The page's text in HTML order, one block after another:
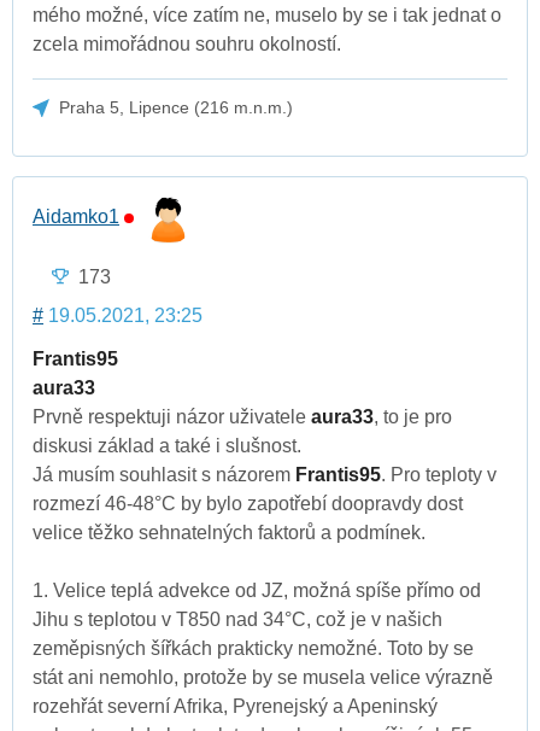
mého možné, více zatím ne, muselo by se i tak jednat o
zcela mimořádnou souhru okolností.
Praha 5, Lipence (216 m.n.m.)
Aidamko1
173
# 19.05.2021, 23:25
Frantis95
aura33
Prvně respektuji názor uživatele aura33, to je pro
diskusi základ a také i slušnost.
Já musím souhlasit s názorem Frantis95. Pro teploty v
rozmezí 46-48°C by bylo zapotřebí doopravdy dost
velice těžko sehnatelných faktorů a podmínek.
1. Velice teplá advekce od JZ, možná spíše přímo od
Jihu s teplotou v T850 nad 34°C, což je v našich
zeměpisných šířkách prakticky nemožné. Toto by se
stát ani nemohlo, protože by se musela velice výrazně
rozehřát severní Afrika, Pyrenejský a Apeninský